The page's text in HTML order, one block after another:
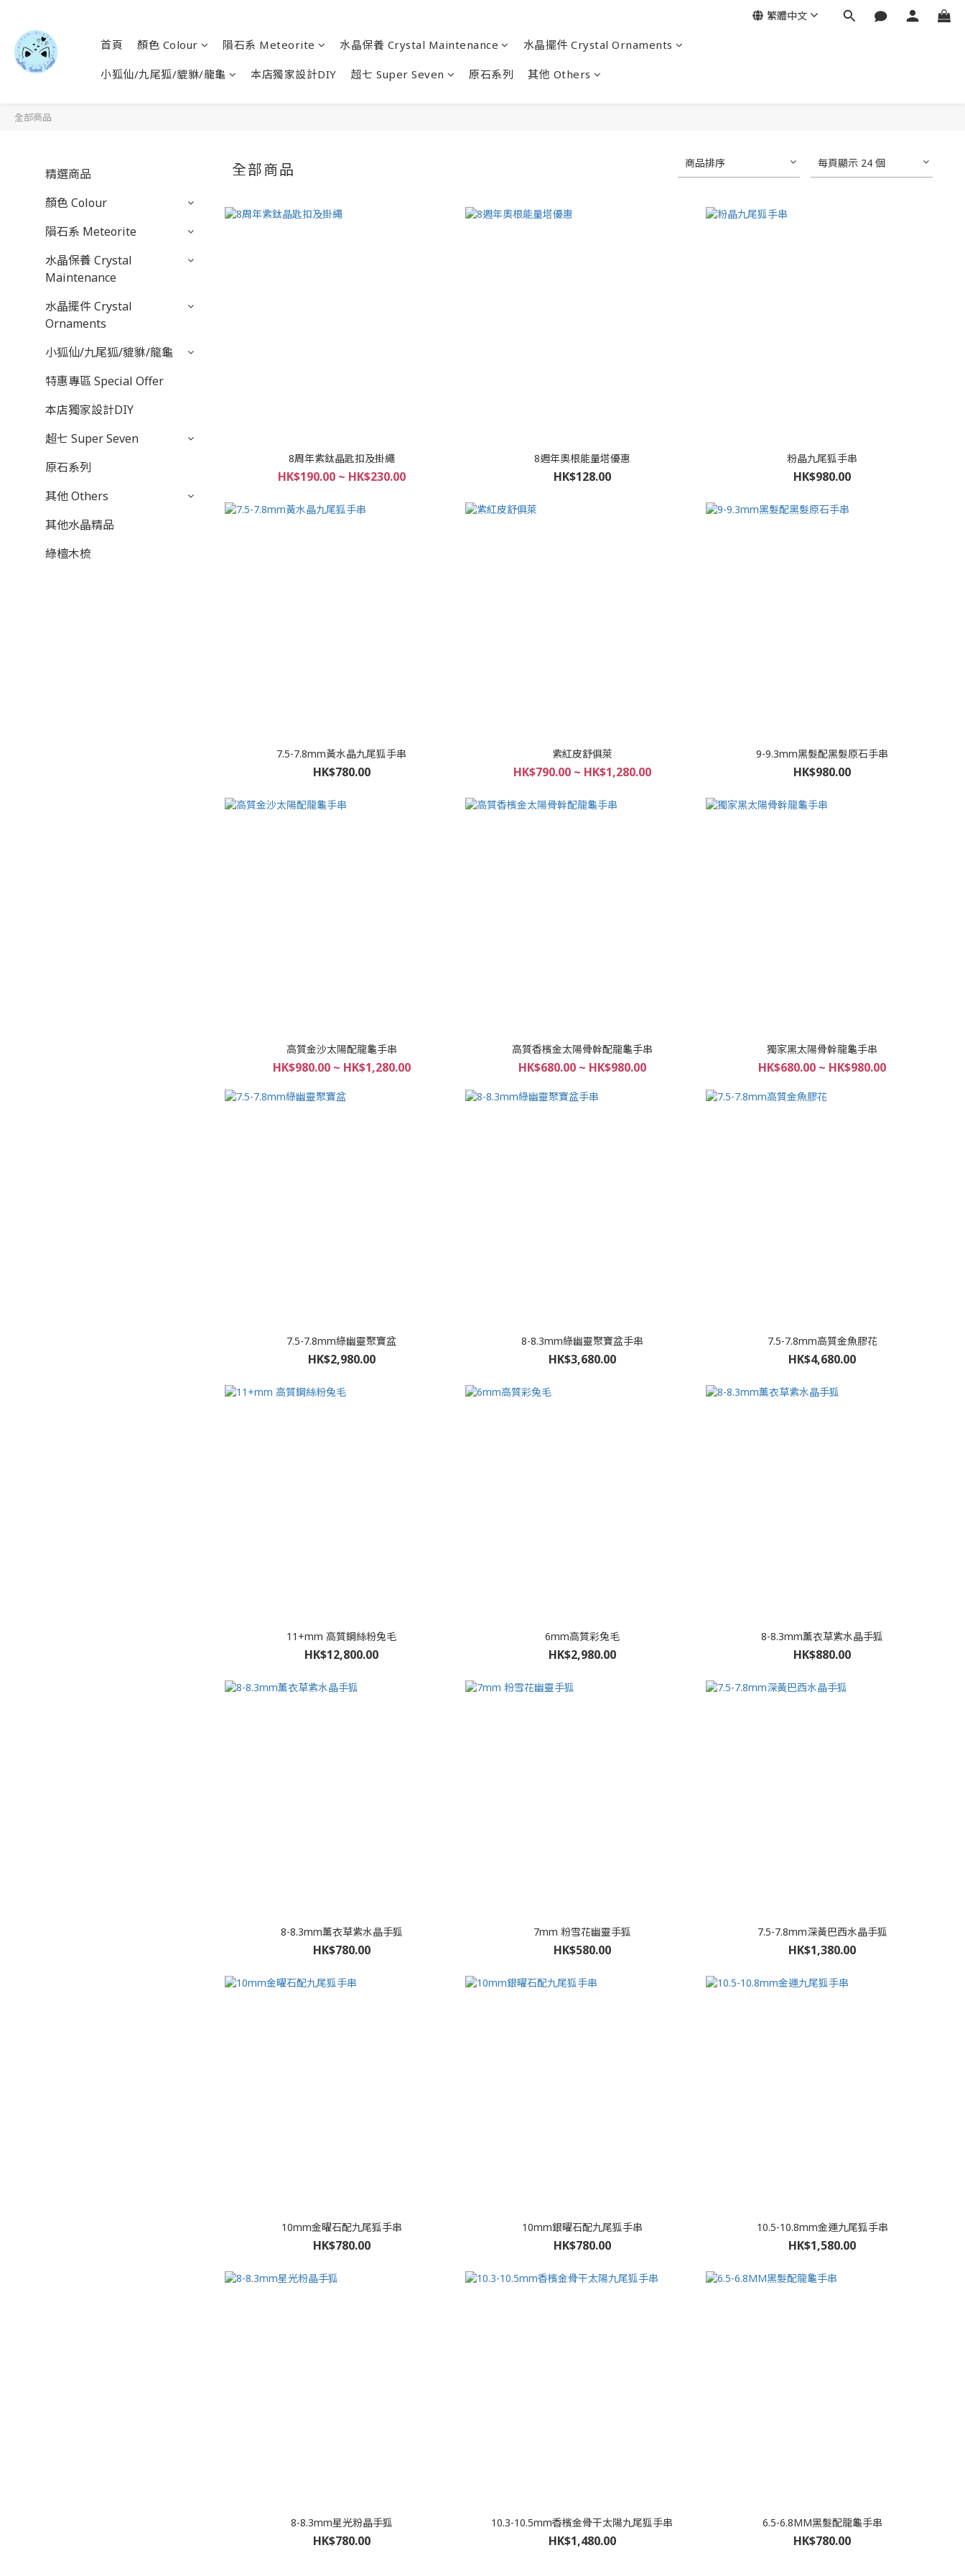
首頁 顏色 Colour 隕石系 Meteorite 水晶保養 Crystal Maintenance 水晶擺件 Crystal Ornaments
小狐仙/九尾狐/貔貅/龍龜 本店獨家設計DIY 超七 Super Seven 原石系列 其他 Others
繁體中文
全部商品
精選商品
顏色 Colour
隕石系 Meteorite
水晶保養 Crystal
Maintenance
水晶擺件 Crystal
Ornaments
小狐仙/九尾狐/貔貅/龍龜
特惠專區 Special Offer
本店獨家設計DIY
超七 Super Seven
原石系列
其他 Others
其他水晶精品
綠檀木梳
全部商品 商品排序 每頁顯示 24 個
8周年紫鈦晶匙扣及掛繩
HK$190.00 ~ HK$230.00
8週年奧根能量塔優惠
HK$128.00
粉晶九尾狐手串
HK$980.00
7.5-7.8mm黃水晶九尾狐手串
HK$780.00
紫紅皮舒俱萊
HK$790.00 ~ HK$1,280.00
9-9.3mm黑髮配黑髮原石手串
HK$980.00
高質金沙太陽配龍龜手串
HK$980.00 ~ HK$1,280.00
高質香檳金太陽骨幹配龍龜手串
HK$680.00 ~ HK$980.00
獨家黑太陽骨幹龍龜手串
HK$680.00 ~ HK$980.00
7.5-7.8mm綠幽靈聚寶盆
HK$2,980.00
8-8.3mm綠幽靈聚寶盆手串
HK$3,680.00
7.5-7.8mm高質金魚膠花
HK$4,680.00
11+mm 高質鋼絲粉兔毛
HK$12,800.00
6mm高質彩兔毛
HK$2,980.00
8-8.3mm薰衣草紫水晶手狐
HK$880.00
8-8.3mm薰衣草紫水晶手狐
HK$780.00
7mm 粉雪花幽靈手狐
HK$580.00
7.5-7.8mm深黃巴西水晶手狐
HK$1,380.00
10mm金曜石配九尾狐手串
HK$780.00
10mm銀曜石配九尾狐手串
HK$780.00
10.5-10.8mm金運九尾狐手串
HK$1,580.00
8-8.3mm星光粉晶手狐
HK$780.00
10.3-10.5mm香檳金骨干太陽九尾狐手串
HK$1,480.00
6.5-6.8MM黑髮配龍龜手串
HK$780.00